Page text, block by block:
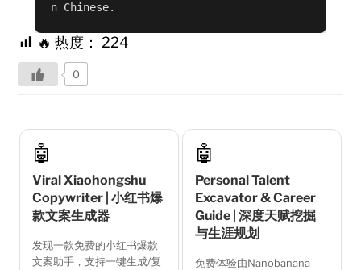
n Chinese.
🔥 热度： 224
0
🤖
Viral Xiaohongshu
Copywriter | 小红书爆
款文案生成器
发现一款免费的小红书爆款
文案助手，支持一键生成/复
🤖
Personal Talent
Excavator & Career
Guide | 深度天赋挖掘
与生涯规划
免费体验由Nanobanana